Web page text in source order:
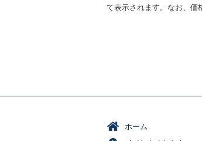
て表示されます。なお、価
ホーム